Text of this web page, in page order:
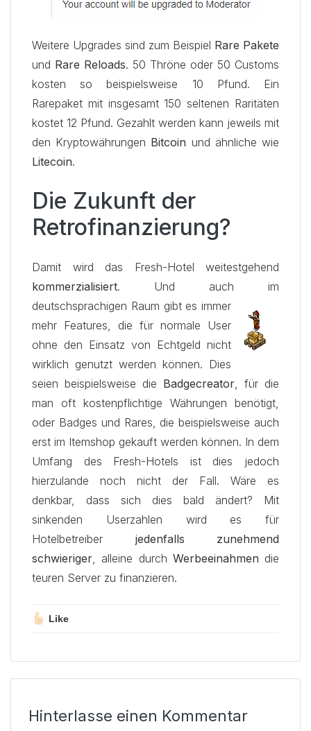
Weitere Upgrades sind zum Beispiel Rare Pakete
und Rare Reloads. 50 Thröne oder 50 Customs
kosten so beispielsweise 10 Pfund. Ein
Rarepaket mit insgesamt 150 seltenen Raritäten
kostet 12 Pfund. Gezahlt werden kann jeweils mit
den Kryptowährungen Bitcoin und ähnliche wie
Litecoin.
Die Zukunft der
Retrofinanzierung?
Damit wird das Fresh-Hotel weitestgehend
kommerzialisiert. Und auch im
deutschsprachigen Raum gibt es immer
mehr Features, die für normale User
ohne den Einsatz von Echtgeld nicht
wirklich genutzt werden können. Dies
seien beispielsweise die Badgecreator, für die
man oft kostenpflichtige Währungen benötigt,
oder Badges und Rares, die beispielsweise auch
erst im Itemshop gekauft werden können. In dem
Umfang des Fresh-Hotels ist dies jedoch
hierzulande noch nicht der Fall. Wäre es
denkbar, dass sich dies bald ändert? Mit
sinkenden Userzahlen wird es für
Hotelbetreiber jedenfalls zunehmend
schwieriger, alleine durch Werbeeinahmen die
teuren Server zu finanzieren.
Like
Hinterlasse einen Kommentar